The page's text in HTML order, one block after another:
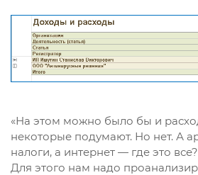
«На этом можно было бы и
некоторые подумают. Но нет. А
налоги, а интернет — где это все?
Для этого нам надо